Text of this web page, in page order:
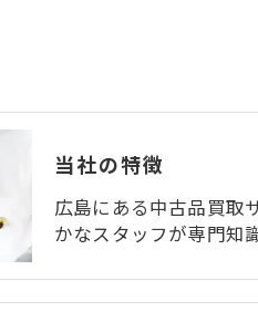
当社の特徴
広島にある中古品買取
かなスタッフが専門知